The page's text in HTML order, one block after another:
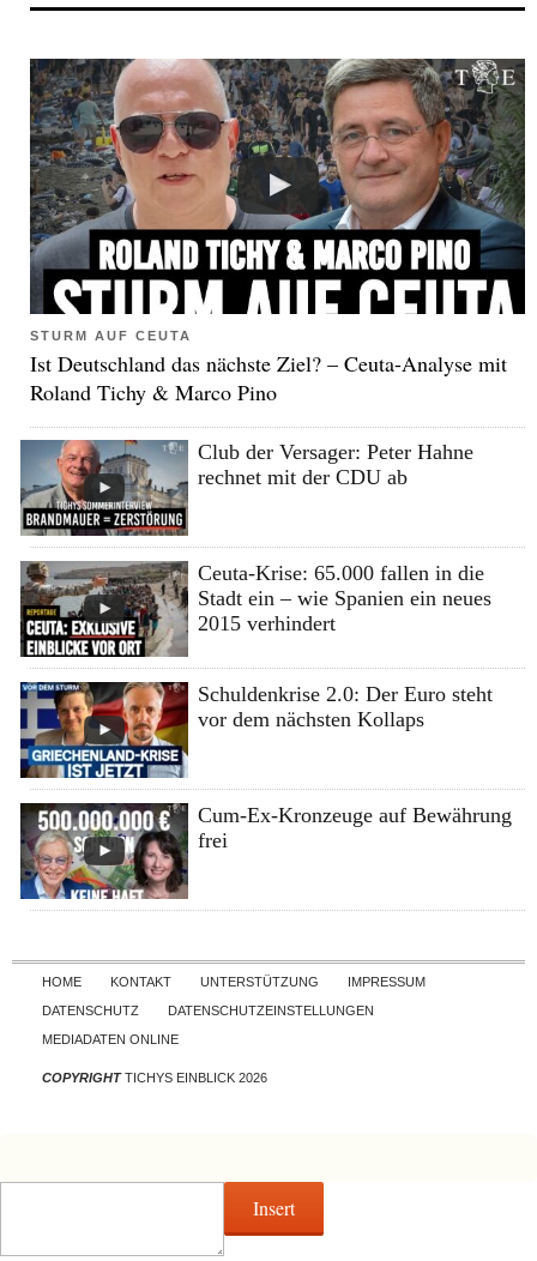
STURM AUF CEUTA
Ist Deutschland das nächste Ziel? – Ceuta-Analyse mit
Roland Tichy & Marco Pino
Club der Versager: Peter Hahne
rechnet mit der CDU ab
Ceuta-Krise: 65.000 fallen in die
Stadt ein – wie Spanien ein neues
2015 verhindert
Schuldenkrise 2.0: Der Euro steht
vor dem nächsten Kollaps
Cum-Ex-Kronzeuge auf Bewährung
frei
Skip to content
HOME KONTAKT UNTERSTÜTZUNG
IMPRESSUM
DATENSCHUTZ
DATENSCHUTZEINSTELLUNGEN
MEDIADATEN ONLINE
COPYRIGHTTICHYS EINBLICK 2026
Insert